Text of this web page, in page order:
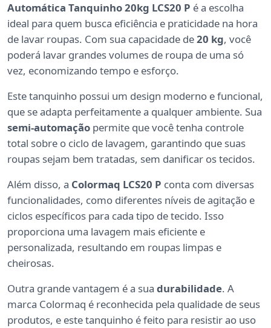
Automática Tanquinho 20kg LCS20 P é a escolha
ideal para quem busca eficiência e praticidade na hora
de lavar roupas. Com sua capacidade de20 kg, você
poderá lavar grandes volumes de roupa de uma só
vez, economizando tempo e esforço.
Este tanquinho possui um design moderno e funcional,
que se adapta perfeitamente a qualquer ambiente. Sua
semi-automação permite que você tenha controle
total sobre o ciclo de lavagem, garantindo que suas
roupas sejam bem tratadas, sem danificar os tecidos.
Além disso, a Colormaq LCS20 P conta com diversas
funcionalidades, como diferentes níveis de agitação e
ciclos específicos para cada tipo de tecido. Isso
proporciona uma lavagem mais eficiente e
personalizada, resultando em roupas limpas e
cheirosas.
Outra grande vantagem é a sua durabilidade. A
marca Colormaq é reconhecida pela qualidade de seus
produtos, e este tanquinho é feito para resistir ao uso